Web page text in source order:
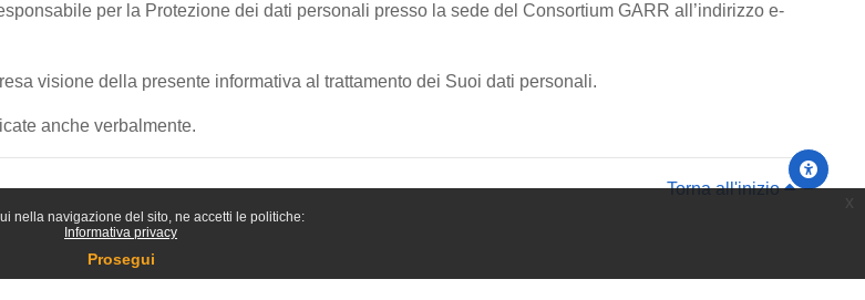
nella navigazione del sito, ne accetti le politiche:
Informativa privacy
Prosegui
per la Protezione dei dati personali presso la sede del Consortium GARR all’indirizzo e-
visione della presente informativa al trattamento dei Suoi dati personali.
anche verbalmente.
Torna all'inizio